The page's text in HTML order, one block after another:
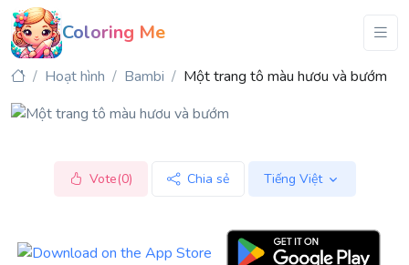
Coloring Me
Hoạt hình Bambi Một trang tô màu hươu và bướm
Vote(0) Chia sẻ Tiếng Việt